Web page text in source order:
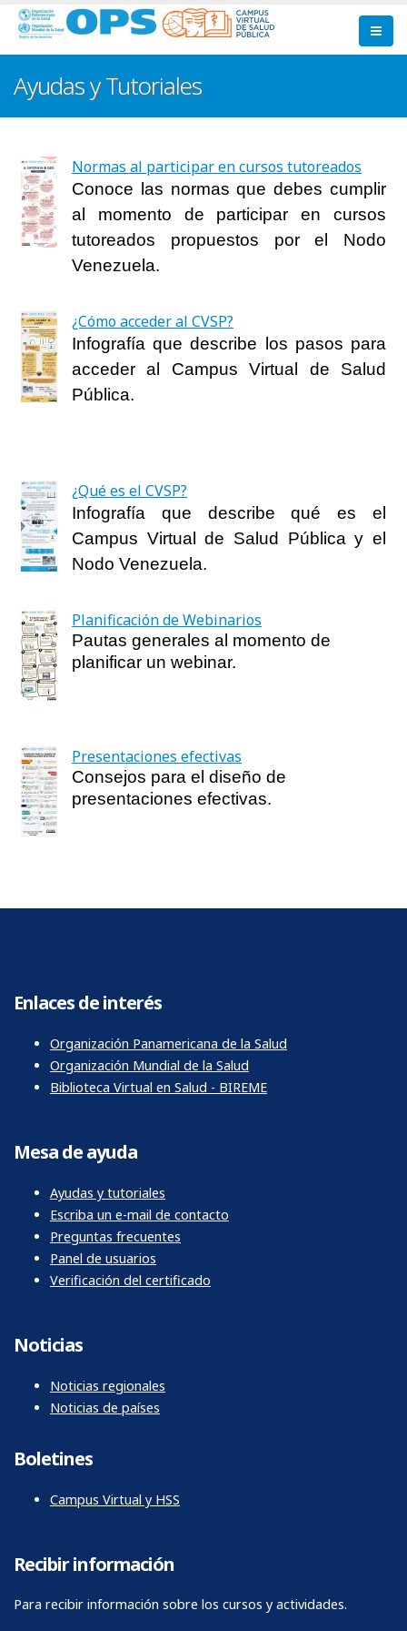
Pasar
contenido
Ayudas y Tutoriales
Normas al participar en cursos tutoreados
Conoce las normas que debes cumplir
al momento de participar en cursos
tutoreados propuestos por el Nodo
Venezuela.
¿Cómo acceder al CVSP?
Infografía que describe los pasos para
acceder al Campus Virtual de Salud
Pública.
¿Qué es el CVSP?
Infografía que describe qué es el
Campus Virtual de Salud Pública y el
Nodo Venezuela.
Planificación de Webinarios
Pautas generales al momento de
planificar un webinar.
Presentaciones efectivas
Consejos para el diseño de
presentaciones efectivas.
Enlaces de interés
Organización Panamericana de la Salud
Organización Mundial de la Salud
Biblioteca Virtual en Salud - BIREME
Mesa de ayuda
Ayudas y tutoriales
Escriba un e-mail de contacto
Preguntas frecuentes
Panel de usuarios
Verificación del certificado
Noticias
Noticias regionales
Noticias de países
Boletines
Campus Virtual y HSS
Recibir información
Para recibir información sobre los cursos y actividades.